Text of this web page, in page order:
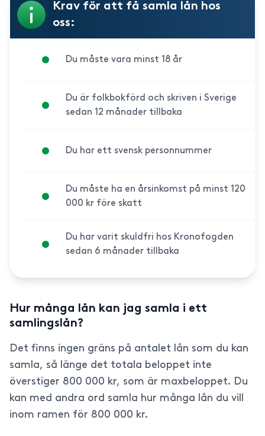
Krav för att få samla lån hos
oss:
Du måste vara minst 18 år
Du är folkbokförd och skriven i Sverige
sedan 12 månader tillbaka
Du har ett svensk personnummer
Du måste ha en årsinkomst på minst 120
000 kr före skatt
Du har varit skuldfri hos Kronofogden
sedan 6 månader tillbaka
Hur många lån kan jag samla i ett
samlingslån?
Det finns ingen gräns på antalet lån som du kan
samla, så länge det totala beloppet inte
överstiger 800 000 kr, som är maxbeloppet. Du
kan med andra ord samla hur många lån du vill
inom ramen för 800 000 kr.